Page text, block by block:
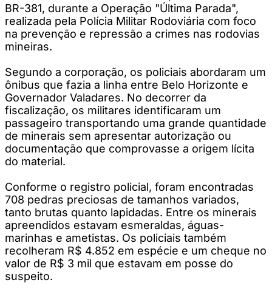
BR-381, durante a Operação "Última Parada",
realizada pela Polícia Militar Rodoviária com foco
na prevenção e repressão a crimes nas rodovias
mineiras.
Segundo a corporação, os policiais abordaram um
ônibus que fazia a linha entre Belo Horizonte e
Governador Valadares. No decorrer da
fiscalização, os militares identificaram um
passageiro transportando uma grande quantidade
de minerais sem apresentar autorização ou
documentação que comprovasse a origem lícita
do material.
Conforme o registro policial, foram encontradas
708 pedras preciosas de tamanhos variados,
tanto brutas quanto lapidadas. Entre os minerais
apreendidos estavam esmeraldas, águas-
marinhas e ametistas. Os policiais também
recolheram R$ 4.852 em espécie e um cheque no
valor de R$ 3 mil que estavam em posse do
suspeito.